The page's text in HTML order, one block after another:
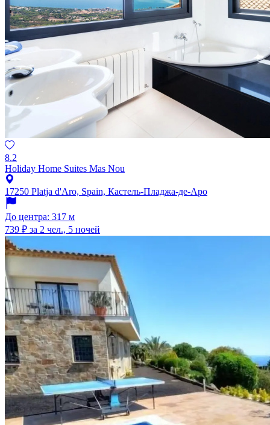
8.2
Holiday Home Suites Mas Nou
17250 Platja d'Aro, Spain, Кастель-Пладжа-де-Аро
До центра: 317 м
739 ₽ за 2 чел., 5 ночей